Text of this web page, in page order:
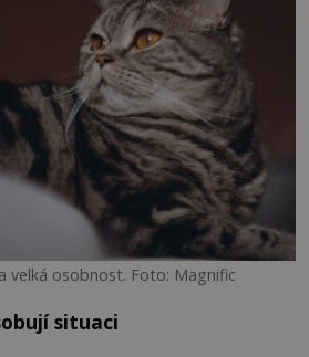
velká osobnost. Foto: Magnific
situaci